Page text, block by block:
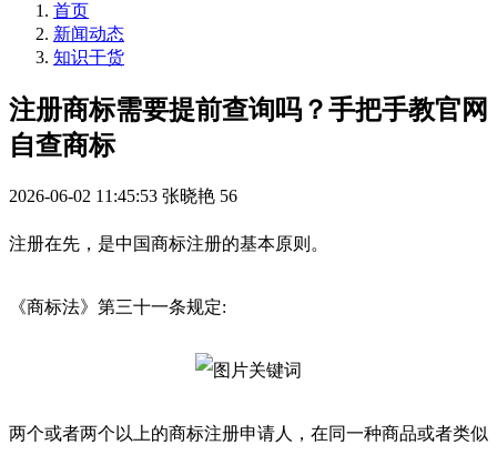
首页
新闻动态
知识干货
注册商标需要提前查询吗？手把手教官网
自查商标
2026-06-02 11:45:53 张晓艳 56
注册在先，是中国商标注册的基本原则。
《商标法》第三十一条规定:
两个或者两个以上的商标注册申请人，在同一种商品或者类似